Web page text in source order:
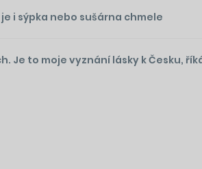
i sýpka nebo sušárna chmele
Je to moje vyznání lásky k Česku,